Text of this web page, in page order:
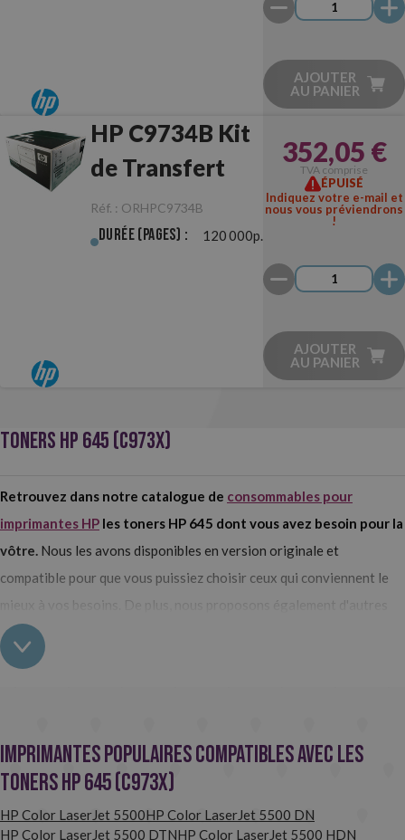
AJOUTER
AU PANIER
HP C9734B Kit
de Transfert
Réf. : ORHPC9734B
Durée (pages) : 120 000p.
352,05 €
TVA comprise
ÉPUISÉ
Indiquez votre e-mail et
nous vous préviendrons
!
AJOUTER
AU PANIER
TONERS HP 645 (C973X)
Retrouvez dans notre catalogue de consommables pour
imprimantes HP les toners HP 645 dont vous avez besoin pour la
vôtre. Nous les avons disponibles en version originale et
compatible pour que vous puissiez choisir ceux qui conviennent le
mieux à vos besoins. De plus, nous proposons également d'autres
consommables nécessaires tels que le fusible et le kit de transfert,
tous deux compatibles avec cette série de toner.
Originaux ou compatibles, comment voulez-vous que soient les
toners HP 645 (C973x) de votre imprimante? Dans notre
options disponibles,afin que vous puissiez choisir ceux qui
Imprimantes Populaires Compatibles avec les
Toners HP 645 (C973x)
HP Color LaserJet 5500HP Color LaserJet 5500 DN
HP Color LaserJet 5500 DTNHP Color LaserJet 5500 HDN